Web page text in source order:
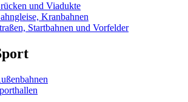
und Viadukte
Kranbahnen
Startbahnen und Vorfelder